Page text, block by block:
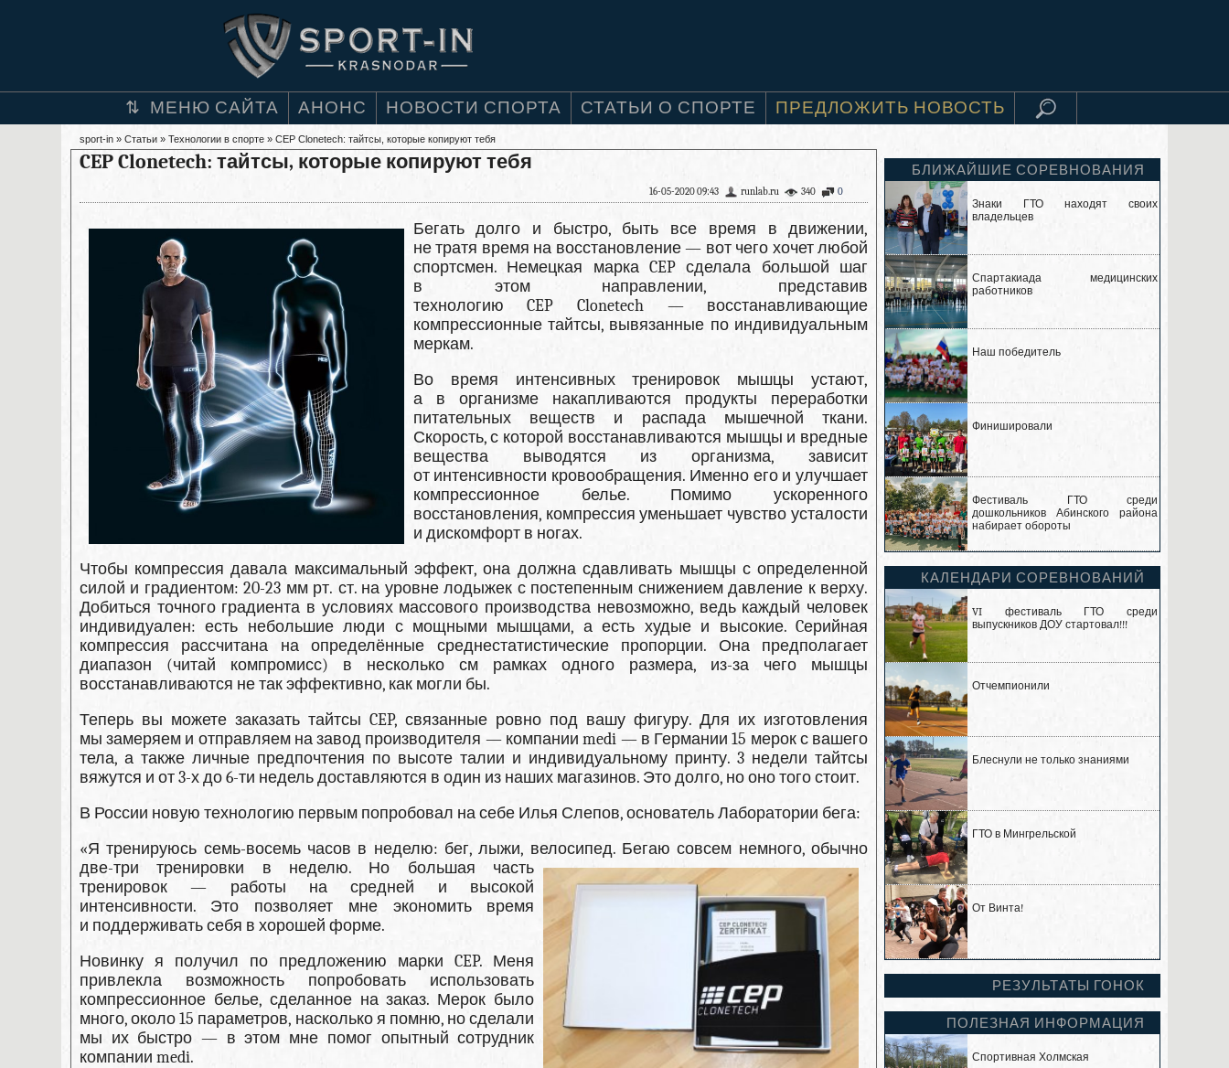
МЕНЮ САЙТА АНОНС НОВОСТИ СПОРТА СТАТЬИ О СПОРТЕ ПРЕДЛОЖИТЬ НОВОСТЬ
sport-in » Статьи » Технологии в спорте » CEP Clonetech: тайтсы, которые копируют тебя
CEP Clonetech: тайтсы, которые копируют тебя
0
340
runlab.ru
16-05-2020 09:43
Бегать долго и быстро, быть все время в движении,
не тратя время на восстановление — вот чего хочет любой
спортсмен. Немецкая марка CEP сделала большой шаг
в этом направлении, представив
технологию CEP Clonetech — восстанавливающие
компрессионные тайтсы, вывязанные по индивидуальным
меркам.
Во время интенсивных тренировок мышцы устают,
а в организме накапливаются продукты переработки
питательных веществ и распада мышечной ткани.
Скорость, с которой восстанавливаются мышцы и вредные
вещества выводятся из организма, зависит
от интенсивности кровообращения. Именно его и улучшает
компрессионное белье. Помимо ускоренного
восстановления, компрессия уменьшает чувство усталости
и дискомфорт в ногах.
Чтобы компрессия давала максимальный эффект, она должна сдавливать мышцы с определенной
силой и градиентом: 20-23 мм рт. ст. на уровне лодыжек с постепенным снижением давление к верху.
Добиться точного градиента в условиях массового производства невозможно, ведь каждый человек
индивидуален: есть небольшие люди с мощными мышцами, а есть худые и высокие. Cерийная
компрессия рассчитана на определённые среднестатистические пропорции. Она предполагает
диапазон (читай компромисс) в несколько см рамках одного размера, из-за чего мышцы
восстанавливаются не так эффективно, как могли бы.
Теперь вы можете заказать тайтсы CEP, связанные ровно под вашу фигуру. Для их изготовления
мы замеряем и отправляем на завод производителя — компании medi — в Германии 15 мерок с вашего
тела, а также личные предпочтения по высоте талии и индивидуальному принту. 3 недели тайтсы
вяжутся и от 3-х до 6-ти недель доставляются в один из наших магазинов. Это долго, но оно того стоит.
В России новую технологию первым попробовал на себе Илья Слепов, основатель Лаборатории бега:
«Я тренируюсь семь-восемь часов в неделю: бег, лыжи, велосипед. Бегаю совсем немного, обычно
две-три тренировки в неделю. Но большая часть
тренировок — работы на средней и высокой
интенсивности. Это позволяет мне экономить время
и поддерживать себя в хорошей форме.
Новинку я получил по предложению марки CEP. Меня
привлекла возможность попробовать использовать
компрессионное белье, сделанное на заказ. Мерок было
много, около 15 параметров, насколько я помню, но сделали
мы их быстро — в этом мне помог опытный сотрудник
компании medi.
БЛИЖАЙШИЕ СОРЕВНОВАНИЯ
Знаки ГТО находят своих
владельцев
Спартакиада медицинских
работников
Наш победитель
Финишировали
Фестиваль ГТО среди
дошкольников Абинского района
набирает обороты
КАЛЕНДАРИ СОРЕВНОВАНИЙ
VI фестиваль ГТО среди
выпускников ДОУ стартовал!!!
Отчемпионили
Блеснули не только знаниями
ГТО в Мингрельской
От Винта!
РЕЗУЛЬТАТЫ ГОНОК
ПОЛЕЗНАЯ ИНФОРМАЦИЯ
Спортивная Холмская